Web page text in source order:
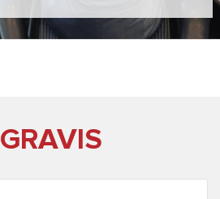
GRAVIS